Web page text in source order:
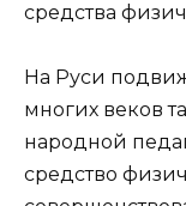
средства
На Руси
многих веков
народной
средство